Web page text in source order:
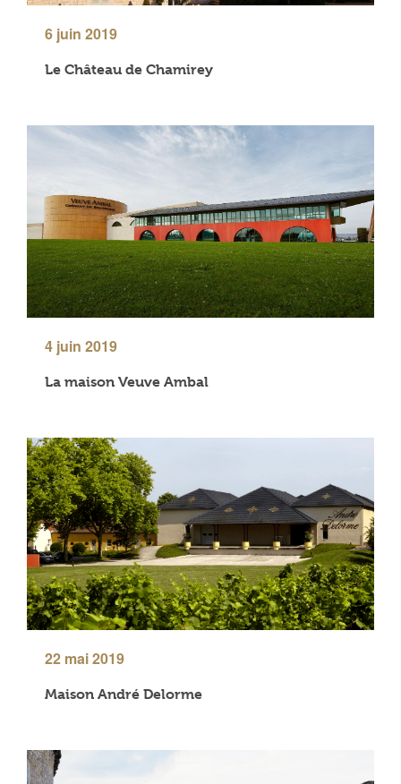
6 juin 2019
Le Château de Chamirey
4 juin 2019
La maison Veuve Ambal
22 mai 2019
Maison André Delorme